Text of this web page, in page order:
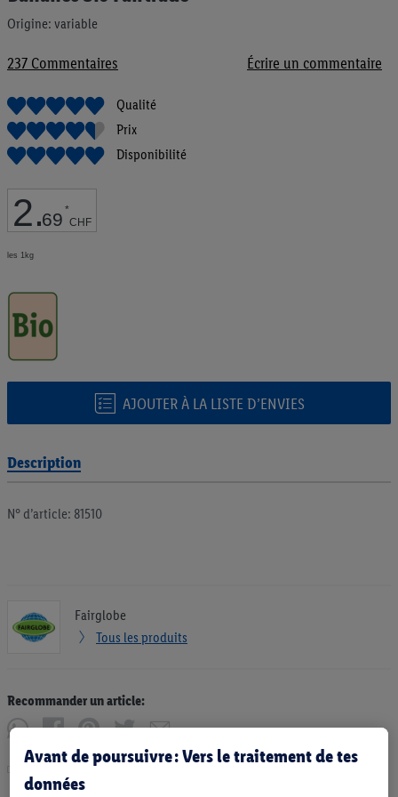
Origine: variable
237 Commentaires Écrire un commentaire
Qualité
Prix
Disponibilité
2.69 *
CHF
les 1kg
AJOUTER À LA LISTE D’ENVIES
la
d’images
Description
N° d’article: 81510
Fairglobe
Tous les produits
Recommander un article:
Avant de poursuivre : Vers le traitement de tes
données